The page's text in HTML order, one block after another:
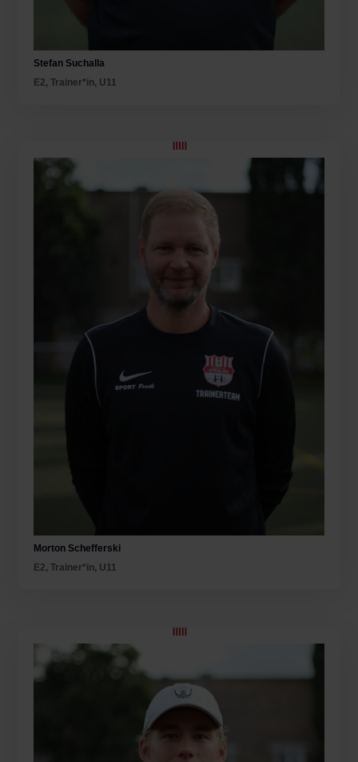
Stefan Suchalla
E2,Trainer*in, U11
Morton Schefferski
E2,Trainer*in, U11